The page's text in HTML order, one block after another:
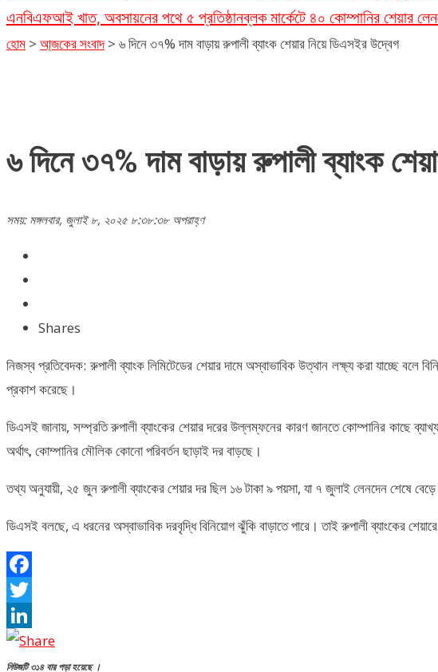
এনবিএফআই খাত, অবসায়নের পথে ৫ প্রতিষ্ঠানব্লক মার্কেটে ৪০ কোম্পানির শেয়ার
হোম > আ্জকের সংবাদ > ৬ দিনে ৩৭% দাম বাড়ায় রুপালী ব্যাংক শেয়ার নিয়ে ডিএসইর উদ্বেগ
৬ দিনে ৩৭% দাম বাড়ায় রুপালী ব্যাংক
সময়: মঙ্গলবার, জুলাই ৮, ২০২৫ ৮:৩৮:৩৮ অপরাহ্ণ
Shares
নিজস্ব প্রতিবেদক: রুপালী ব্যাংক লিমিটেডের শেয়ার দামে অস্বাভাবিক উত্থান লক্ষ্য করা যাচ্ছে বলে
প্রকাশ করেছে।
ডিএসই জানায়, সম্প্রতি রুপালী ব্যাংকের শেয়ার দরের উল্লম্ফনের কারণ জানতে কোম্পানির কাছে
অর্থাৎ, কোম্পানির মৌলিক কোনো পরিবর্তন ছাড়াই দর বাড়ছে।
তথ্য অনুযায়ী, ২৫ জুন রুপালী ব্যাংকের শেয়ার দর ছিল ১৬ টাকা ৯ পয়সা, যা ৭ জুলাই লেনদেন শেষে বেড়ে
ডিএসই বলছে, এ ধরনের অস্বাভাবিক দরবৃদ্ধি বিনিয়োগ ঝুঁকি বাড়াতে পারে। তাই রুপালী ব্যাংকের
Facebook
Twitter
LinkedIn
নিউজটি ৩১৪ বার পড়া হয়েছে ।